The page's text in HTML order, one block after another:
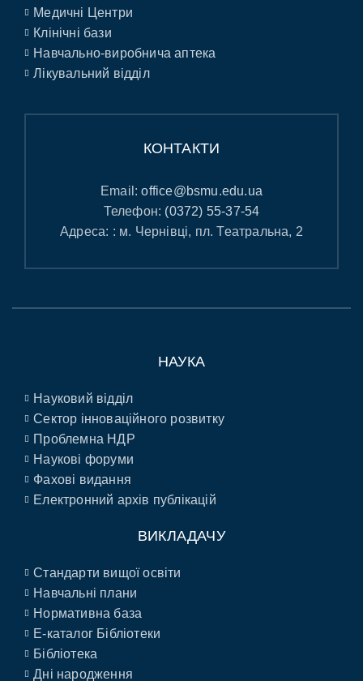
Медичні Центри
Клінічні бази
Навчально-виробнича аптека
Лікувальний відділ
КОНТАКТИ
Email:office@bsmu.edu.ua
Телефон: (0372) 55-37-54
Адреса: : м. Чернівці, пл. Театральна, 2
НАУКА
Науковий відділ
Сектор інноваційного розвитку
Проблемна НДР
Наукові форуми
Фахові видання
Електронний архів публікацій
ВИКЛАДАЧУ
Стандарти вищої освіти
Навчальні плани
Нормативна база
E-каталог Бібліотеки
Бібліотека
Дні народження